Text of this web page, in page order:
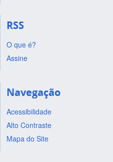
RSS
O que é?
Assine
Navegação
Acessibilidade
Alto Contraste
Mapa do Site